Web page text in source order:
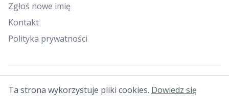
Zgłoś nowe imię
Kontakt
Polityka prywatności
© 2025 Falcon Bytes. Wszelkie prawa zastrzeżone.
Ta strona wykorzystuje pliki cookies. Dowiedz się